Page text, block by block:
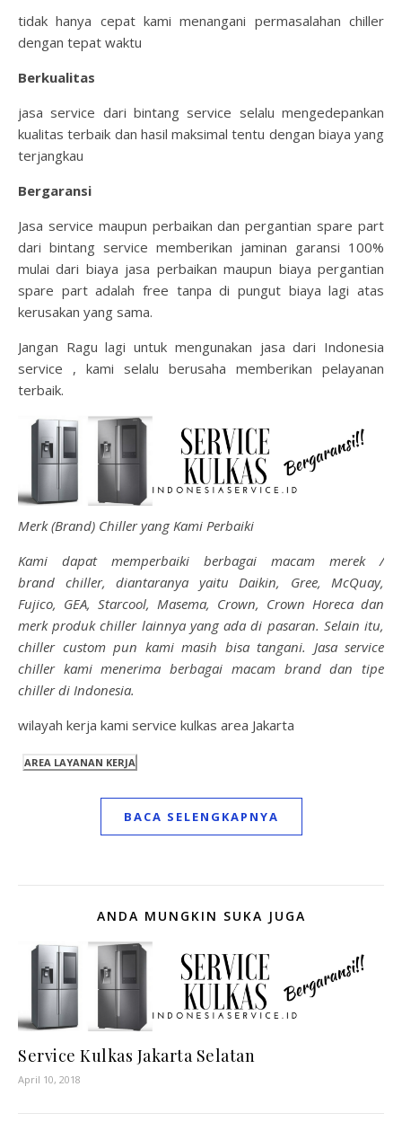
tidak hanya cepat kami menangani permasalahan chiller
dengan tepat waktu
Berkualitas
jasa service dari bintang service selalu mengedepankan
kualitas terbaik dan hasil maksimal tentu dengan biaya yang
terjangkau
Bergaransi
Jasa service maupun perbaikan dan pergantian spare part
dari bintang service memberikan jaminan garansi 100%
mulai dari biaya jasa perbaikan maupun biaya pergantian
spare part adalah free tanpa di pungut biaya lagi atas
kerusakan yang sama.
Jangan Ragu lagi untuk mengunakan jasa dari Indonesia
service , kami selalu berusaha memberikan pelayanan
terbaik.
Merk (Brand) Chiller yang Kami Perbaiki
Kami dapat memperbaiki berbagai macam merek /
brand chiller, diantaranya yaitu Daikin, Gree, McQuay,
Fujico, GEA, Starcool, Masema, Crown, Crown Horeca dan
merk produk chiller lainnya yang ada di pasaran. Selain itu,
chiller custom pun kami masih bisa tangani. Jasa service
chiller kami menerima berbagai macam brand dan tipe
chiller di Indonesia.
wilayah kerja kami service kulkas area Jakarta
BACA SELENGKAPNYA
ANDA MUNGKIN SUKA JUGA
Service Kulkas Jakarta Selatan
April 10, 2018